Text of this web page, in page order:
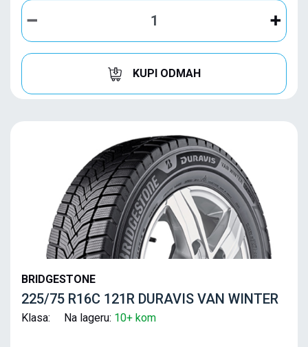
KUPI ODMAH
BRIDGESTONE
225/75 R16C 121R DURAVIS VAN WINTER
Klasa: Na lageru: 10+ kom